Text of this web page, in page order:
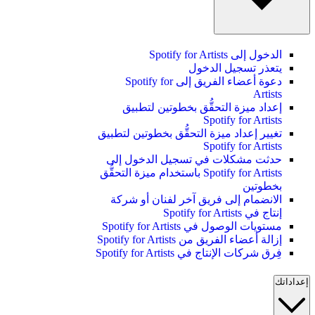
الدخول إلى Spotify for Artists
يتعذر تسجيل الدخول
دعوة أعضاء الفريق إلى Spotify for
Artists
إعداد ميزة التحقُّق بخطوتين لتطبيق
Spotify for Artists
تغيير إعداد ميزة التحقُّق بخطوتين لتطبيق
Spotify for Artists
حدثت مشكلات في تسجيل الدخول إلى
Spotify for Artists باستخدام ميزة التحقُّق
بخطوتين
الانضمام إلى فريق آخر لفنان أو شركة
إنتاج في Spotify for Artists
مستويات الوصول في Spotify for Artists
إزالة أعضاء الفريق من Spotify for Artists
فِرق شركات الإنتاج في Spotify for Artists
إعداداتك